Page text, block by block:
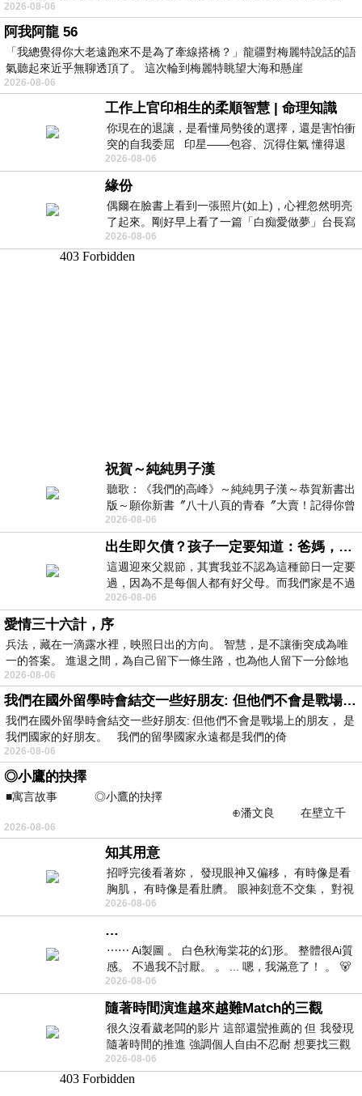
https
2026-08-06
阿我阿龍 56
「我總覺得你大老遠跑來不是為了牽線搭橋？」龍疆對梅麗特說話的語
氣聽起來近乎無聊透頂了。 這次輪到梅麗特眺望大海和懸崖
2026-08-06
工作上官印相生的柔順智慧 | 命理知識
你現在的退讓，是看懂局勢後的選擇，還是害怕衝
突的自我委屈 印星——包容、沉得住氣 懂得退
一步觀察，不會
2026-08-06
緣份
偶爾在臉書上看到一張照片(如上)，心裡忽然明亮
了起來。剛好早上看了一篇「白痴愛做夢」台長寫
的貼文，在回顧年輕時瘋狂愛上
2026-08-06
祝賀～純純男子漢
聽歌：《我們的高峰》～純純男子漢～恭賀新書出
版～願你新書〞八十八頁的青春〞大賣！記得你曾
經在我的版留言…「好讚的圖^^感覺大家
2026-08-06
出生即欠債？孩子一定要知道：爸媽，其實我不欠你們
這週迎來父親節，其實我並不認為這種節日一定要
過，因為不是每個人都有好父母。而我們家是不過
節的，平時也沒什麼儀式感，生活趨近冷
2026-08-06
愛情三十六計，序
兵法，藏在一滴露水裡，映照日出的方向。 智慧，是不讓衝突成為唯
一的答案。 進退之間，為自己留下一條生路，也為他人留下一分餘地
2026-08-06
我們在國外留學時會結交一些好朋友: 但他們不會是戰場上的朋友
我們在國外留學時會結交一些好朋友: 但他們不會是戰場上的朋友， 是
我們國家的好朋友。 我們的留學國家永遠都是我們的倚
2026-08-06
◎小鷹的抉擇
■寓言故事 ◎小鷹的抉擇
⊕潘文良 在壁立千
仞的懸崖上，有一座遮天蔽
2026-08-06
知其用意
招呼完後看著妳， 發現眼神又偏移， 有時像是看
胸肌， 有時像是看肚臍。 眼神刻意不交集， 對視
視線不對齊， 讓我很難不
2026-08-06
…
⋯⋯ Ai製圖 。 白色秋海棠花的幻形。 整體很Ai質
感。 不過我不討厭。 。 ... 嗯，我滿意了！ 。 🐻
昨中
2026-08-06
隨著時間演進越來越難Match的三觀
很久沒看葳老闆的影片 這部還蠻推薦的 但 我發現
隨著時間的推進 強調個人自由不忍耐 想要找三觀
接近的不要說對象 連朋友都超
2026-08-06